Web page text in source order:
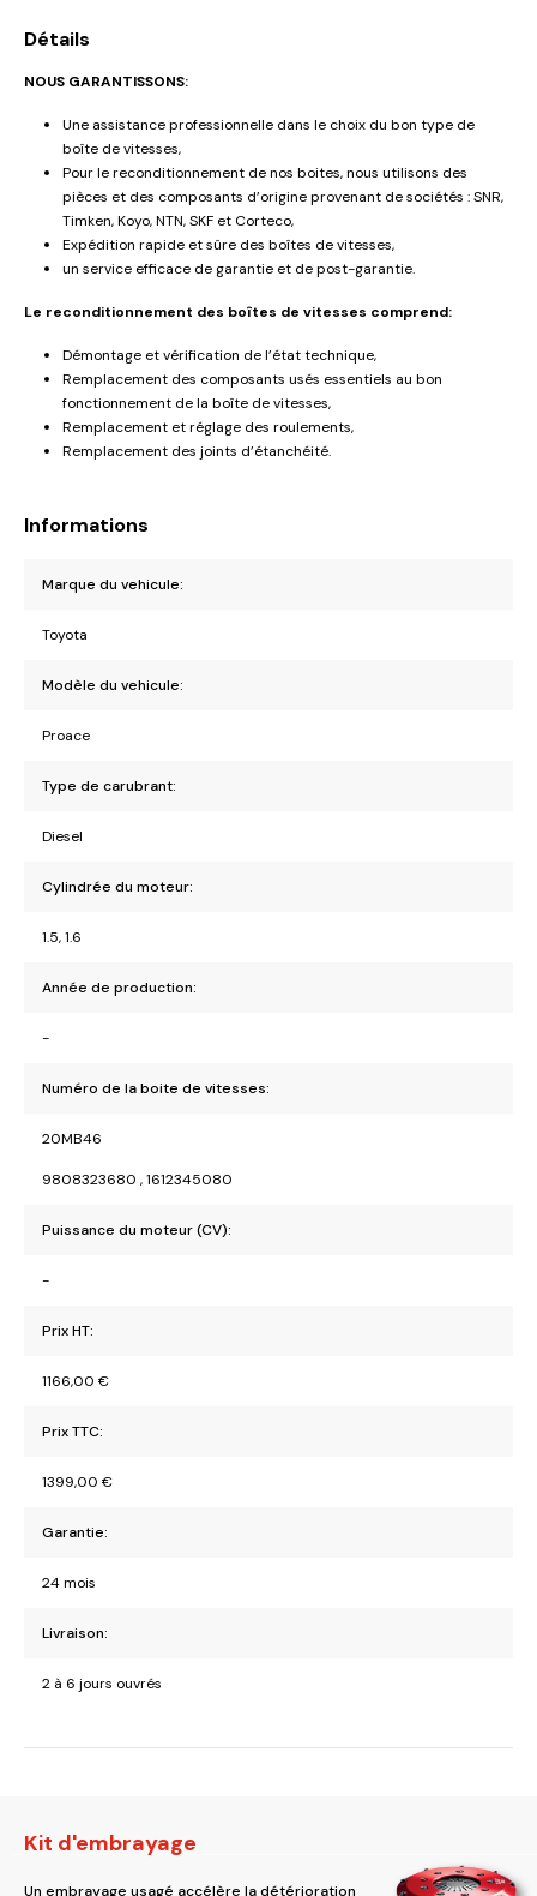
Détails
NOUS GARANTISSONS:
Une assistance professionnelle dans le choix du bon type de
boîte de vitesses,
Pour le reconditionnement de nos boites, nous utilisons des
pièces et des composants d’origine provenant de sociétés : SNR,
Timken, Koyo, NTN, SKF et Corteco,
Expédition rapide et sûre des boîtes de vitesses,
un service efficace de garantie et de post-garantie.
Le reconditionnement des boîtes de vitesses comprend:
Démontage et vérification de l’état technique,
Remplacement des composants usés essentiels au bon
fonctionnement de la boîte de vitesses,
Remplacement et réglage des roulements,
Remplacement des joints d’étanchéité.
Informations
Marque du vehicule:
Toyota
Modèle du vehicule:
Proace
Type de carubrant:
Diesel
Cylindrée du moteur:
1.5, 1.6
Année de production:
-
Numéro de la boite de vitesses:
20MB46
9808323680 , 1612345080
Puissance du moteur (CV):
-
Prix HT:
1166,00 €
Prix TTC:
1399,00 €
Garantie:
24 mois
Livraison:
2 à 6 jours ouvrés
Kit d'embrayage
Un embrayage usagé accélère la détérioration